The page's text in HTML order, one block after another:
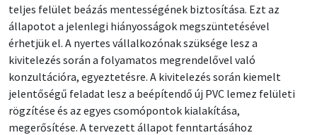
teljes felület beázás mentességének biztosítása. Ezt az
állapotot a jelenlegi hiányosságok megszüntetésével
érhetjük el. A nyertes vállalkozónak szüksége lesz a
kivitelezés során a folyamatos megrendelővel való
konzultációra, egyeztetésre. A kivitelezés során kiemelt
jelentőségű feladat lesz a beépítendő új PVC lemez felületi
rögzítése és az egyes csomópontok kialakítása,
megerősítése. A tervezett állapot fenntartásához